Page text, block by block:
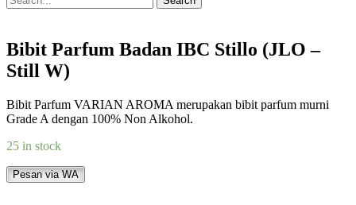
Bibit Parfum Badan IBC Stillo (JLO –
Still W)
Bibit Parfum VARIAN AROMA merupakan bibit parfum murni
Grade A dengan 100% Non Alkohol.
25 in stock
Pesan via WA